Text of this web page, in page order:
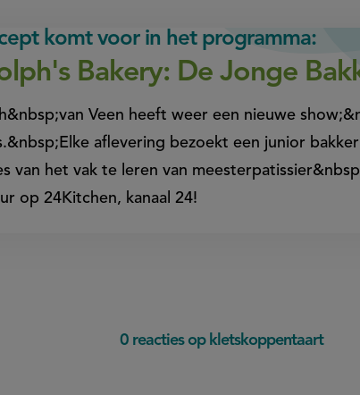
komt voor in het programma:
Bakery: De Jonge
Veen heeft weer een nieuwe
aflevering bezoekt een junior
van het vak te leren van
op 24Kitchen, kanaal 24!
0 reacties op kletskoppentaart